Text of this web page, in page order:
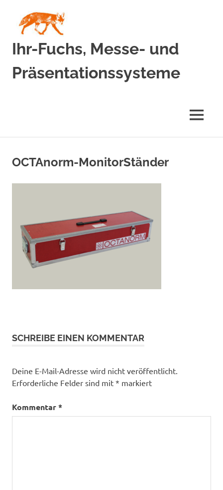
springen
Ihr-Fuchs, Messe- und
Präsentationssysteme
MENÜ
OCTAnorm-MonitorStänder
SCHREIBE EINEN KOMMENTAR
Deine E-Mail-Adresse wird nicht veröffentlicht.
Erforderliche Felder sind mit * markiert
Kommentar*